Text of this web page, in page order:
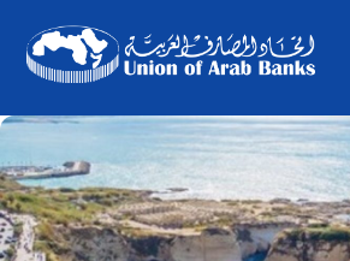
content